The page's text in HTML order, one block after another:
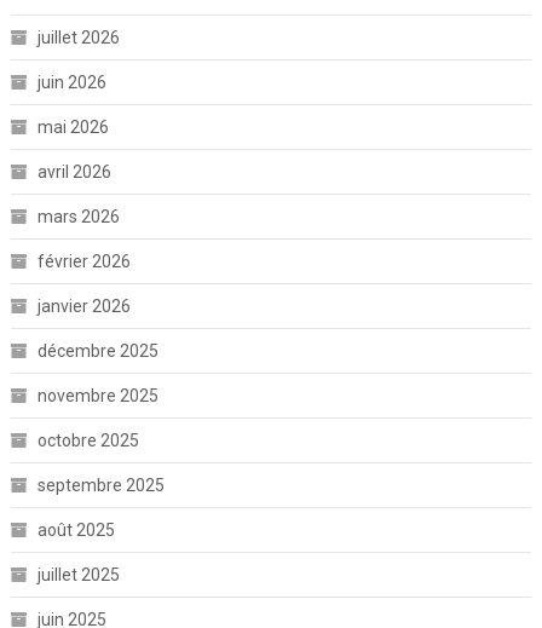
juillet 2026
juin 2026
mai 2026
avril 2026
mars 2026
février 2026
janvier 2026
décembre 2025
novembre 2025
octobre 2025
septembre 2025
août 2025
juillet 2025
juin 2025